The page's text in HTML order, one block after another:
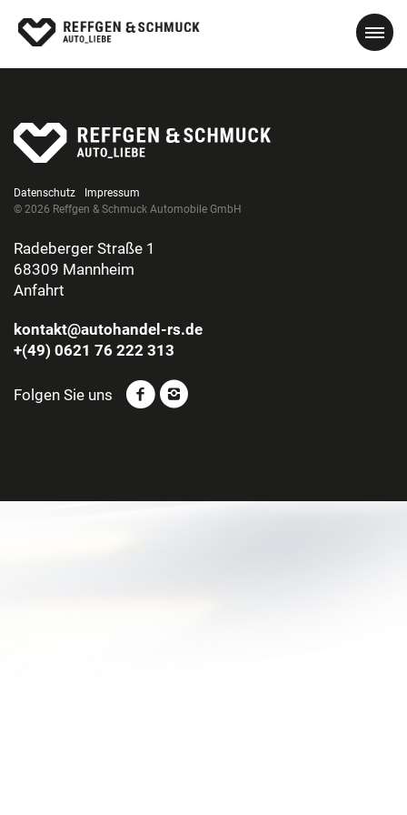
Datenschutz
Impressum
© 2026 Reffgen & Schmuck Automobile GmbH
Radeberger Straße 1
68309 Mannheim
Anfahrt
kontakt@autohandel-rs.de
+(49) 0621 76 222 313
Folgen Sie uns